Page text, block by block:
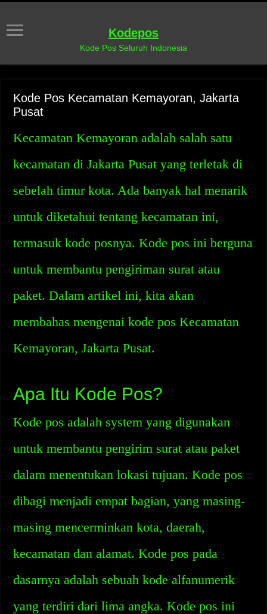
Kodepos
Kode Pos Seluruh Indonesia
Kode Pos Kecamatan Kemayoran, Jakarta
Pusat
Kecamatan Kemayoran adalah salah satu
kecamatan di Jakarta Pusat yang terletak di
sebelah timur kota. Ada banyak hal menarik
untuk diketahui tentang kecamatan ini,
termasuk kode posnya. Kode pos ini berguna
untuk membantu pengiriman surat atau
paket. Dalam artikel ini, kita akan
membahas mengenai kode pos Kecamatan
Kemayoran, Jakarta Pusat.
Apa Itu Kode Pos?
Kode pos adalah system yang digunakan
untuk membantu pengirim surat atau paket
dalam menentukan lokasi tujuan. Kode pos
dibagi menjadi empat bagian, yang masing-
masing mencerminkan kota, daerah,
kecamatan dan alamat. Kode pos pada
dasarnya adalah sebuah kode alfanumerik
yang terdiri dari lima angka. Kode pos ini